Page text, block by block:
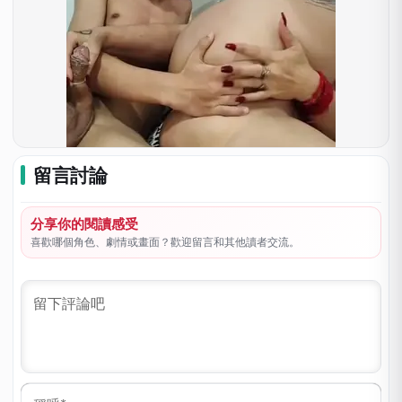
留言討論
分享你的閱讀感受
喜歡哪個角色、劇情或畫面？歡迎留言和其他讀者交流。